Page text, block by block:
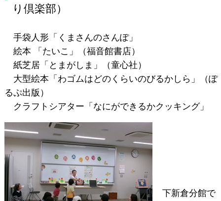
り倶楽部）
手袋人形「くまさんのさんぽ」
絵本 「たいこ」（福音館書店）
紙芝居「とまがしま」（童心社）
大型絵本「わゴムはどのくらいのびるかしら」（ぽ
るぷ出版）
クラフトシアター「なにができるかクッキング」
下新倉分館で